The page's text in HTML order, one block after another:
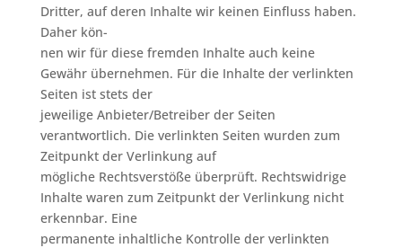
Dritter, auf deren Inhalte wir keinen Einfluss haben.
Daher kön-
nen wir für diese fremden Inhalte auch keine
Gewähr übernehmen. Für die Inhalte der verlinkten
Seiten ist stets der
jeweilige Anbieter/Betreiber der Seiten
verantwortlich. Die verlinkten Seiten wurden zum
Zeitpunkt der Verlinkung auf
mögliche Rechtsverstöße überprüft. Rechtswidrige
Inhalte waren zum Zeitpunkt der Verlinkung nicht
erkennbar. Eine
permanente inhaltliche Kontrolle der verlinkten